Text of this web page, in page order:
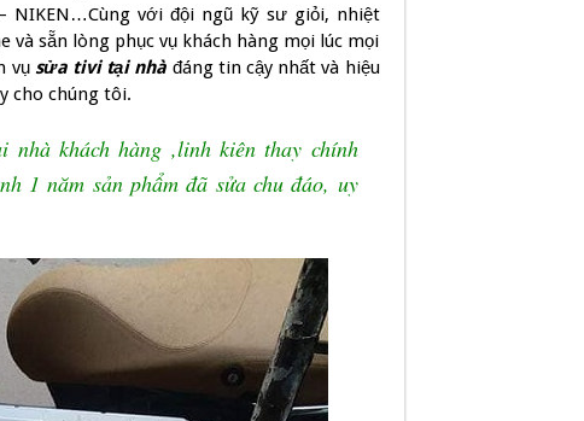
– NIKEN…Cùng với đội ngũ kỹ sư giỏi, nhiệt
sẵn lòng phục vụ khách hàng mọi lúc mọi
vụ sửa tivi tại nhà đáng tin cậy nhất và hiệu
cho chúng tôi.
nhà khách hàng ,linh kiên thay chính
1 năm sản phẩm đã sửa chu đáo, uy